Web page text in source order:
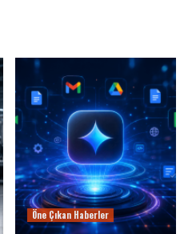
Öne Çıkan Haberler